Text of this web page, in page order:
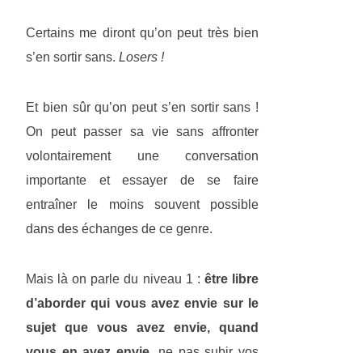
Certains me diront qu’on peut très bien
s’en sortir sans. Losers !
Et bien sûr qu’on peut s’en sortir sans !
On peut passer sa vie sans affronter
volontairement une conversation
importante et essayer de se faire
entraîner le moins souvent possible
dans des échanges de ce genre.
Mais là on parle du niveau 1 : être libre
d’aborder qui vous avez envie sur le
sujet que vous avez envie, quand